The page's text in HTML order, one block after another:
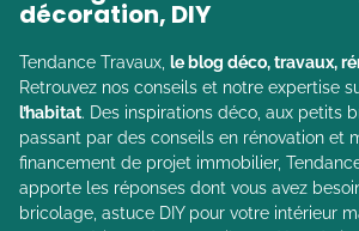
décoration, DIY
Tendance Travaux, le blog déco, travaux,
Retrouvez nos conseils et notre expertise
l’habitat. Des inspirations déco, aux petits
passant par des conseils en rénovation et
financement de projet immobilier,
apporte les réponses dont vous avez
bricolage, astuce DIY pour votre intérieur